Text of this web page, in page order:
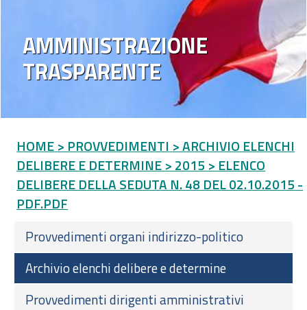
AMMINISTRAZIONE
TRASPARENTE
HOME > PROVVEDIMENTI > ARCHIVIO ELENCHI
DELIBERE E DETERMINE > 2015 > ELENCO
DELIBERE DELLA SEDUTA N. 48 DEL 02.10.2015 -
PDF.PDF
Provvedimenti organi indirizzo-politico
Archivio elenchi delibere e determine
Provvedimenti dirigenti amministrativi